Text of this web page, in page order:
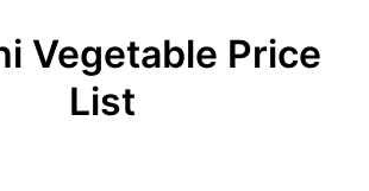
Vegetable Price
List